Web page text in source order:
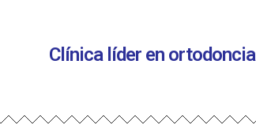
Clínica líder en ortodoncia